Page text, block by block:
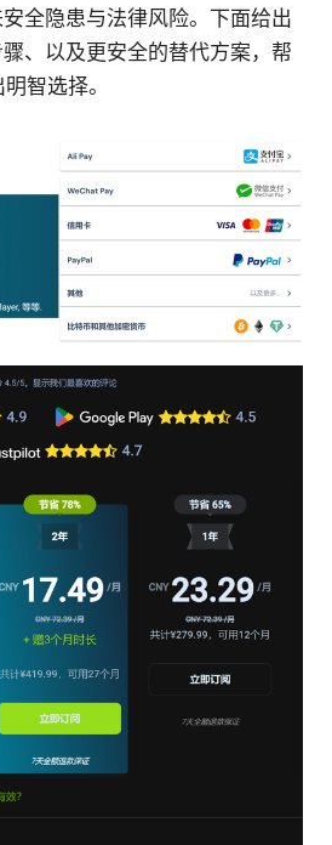
全隐患与法律风险。下面给出
、以及更安全的替代方案，帮
智选择。